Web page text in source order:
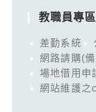
教職員專區
差勤系統
網路請購(
場地借用申
網站維護之